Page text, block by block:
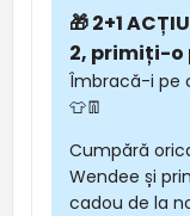
🎁 2+1
2, primiți-o
Îmbracă-i pe
👕👖
Cumpără
Wendee și
cadou de la